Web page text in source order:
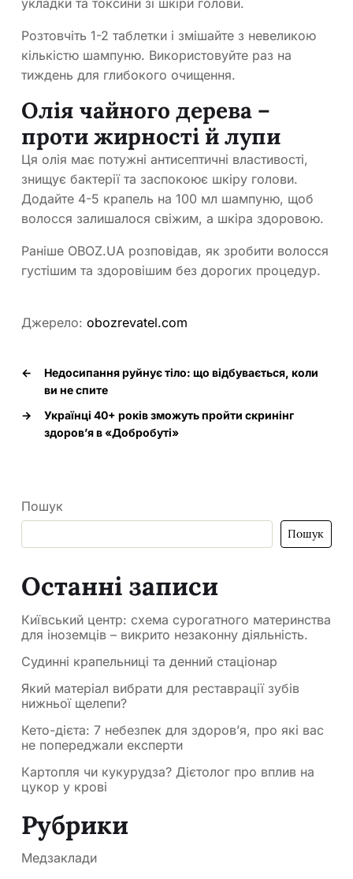
укладки та токсини зі шкіри голови.
Розтовчіть 1-2 таблетки і змішайте з невеликою
кількістю шампуню. Використовуйте раз на
тиждень для глибокого очищення.
Олія чайного дерева –
проти жирності й лупи
Ця олія має потужні антисептичні властивості,
знищує бактерії та заспокоює шкіру голови.
Додайте 4-5 крапель на 100 мл шампуню, щоб
волосся залишалося свіжим, а шкіра здоровою.
Раніше OBOZ.UA розповідав, як зробити волосся
густішим та здоровішим без дорогих процедур.
Джерело: obozrevatel.com
←
Недосипання руйнує тіло: що відбувається, коли
ви не спите
→
Українці 40+ років зможуть пройти скринінг
здоров’я в «Добробуті»
Пошук
Пошук
Останні записи
Київський центр: схема сурогатного материнства
для іноземців – викрито незаконну діяльність.
Судинні крапельниці та денний стаціонар
Який матеріал вибрати для реставрації зубів
нижньої щелепи?
Кето-дієта: 7 небезпек для здоров’я, про які вас
не попереджали експерти
Картопля чи кукурудза? Дієтолог про вплив на
цукор у крові
Рубрики
Медзаклади